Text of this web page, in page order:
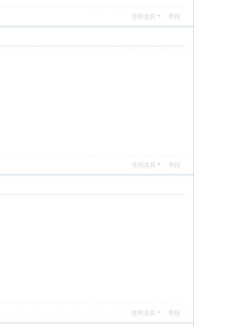
使用道具 举报
使用道具 举报
使用道具 举报